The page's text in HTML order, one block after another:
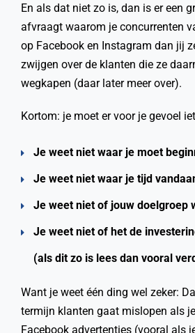
En als dat niet zo is, dan is er een
afvraagt waarom je concurrenten
op Facebook en Instagram dan jij
zwijgen over de klanten die ze
wegkapen (daar later meer over).
Kortom: je moet er voor je gevoel
Je weet niet waar je moet
Je weet niet waar je tijd
Je weet niet of jouw doelgroep
Je weet niet of het de
(als dit zo is lees dan vooral
Want je weet één ding wel zeker:
termijn klanten gaat mislopen als
Facebook advertenties (vooral als